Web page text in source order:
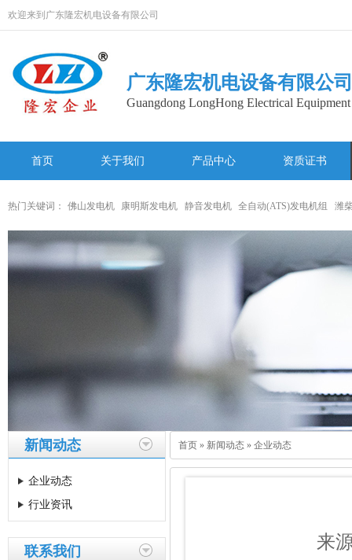
欢迎来到广东隆宏机电设备有限公司
广东隆宏机电设备有限公司
Guangdong LongHong Electrical
首页 关于我们 产品中心 资质证书
网站地图
热门关键词： 佛山发电机 康明斯发电机 静音发电机 全自动(ATS)发电机组 潍
新闻动态
企业动态
行业资讯
联系我们
首页 » 新闻动态 » 企业动态
来